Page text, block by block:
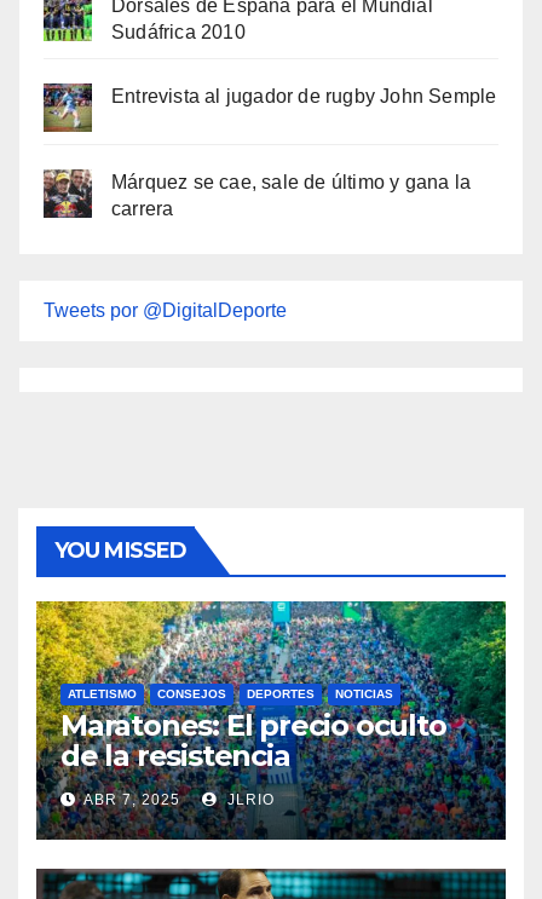
Dorsales de España para el Mundial
Sudáfrica 2010
Entrevista al jugador de rugby John Semple
Márquez se cae, sale de último y gana la
carrera
Tweets por @DigitalDeporte
YOU MISSED
ATLETISMO CONSEJOS DEPORTES NOTICIAS
Maratones: El precio oculto
de la resistencia
ABR 7, 2025 JLRIO